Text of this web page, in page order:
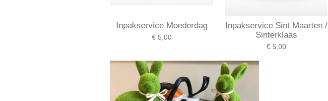
Inpakservice Moederdag
€ 5,00
Inpakservice Sint Maarten /
Sinterklaas
€ 5,00